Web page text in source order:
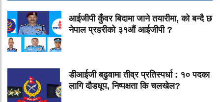
आईजीपी कुँवर बिदामा जाने तयारीमा, को बन्दै छ
नेपाल प्रहरीको ३१औं आईजीपी ?
डीआईजी बढुवामा तीव्र प्रतिस्पर्धा : १० पदका
लागि दौडधूप, निष्पक्षता कि चलखेल?